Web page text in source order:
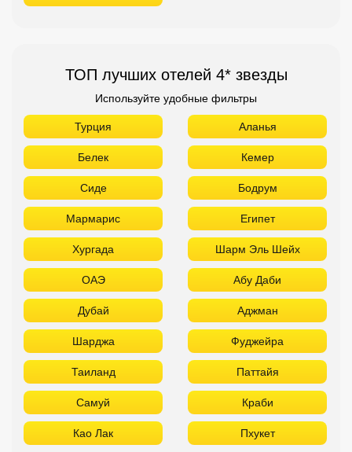
ТОП лучших отелей 4* звезды
Используйте удобные фильтры
Турция Аланья
Белек Кемер
Сиде Бодрум
Мармарис Египет
Хургада Шарм Эль Шейх
ОАЭ Абу Даби
Дубай Аджман
Шарджа Фуджейра
Таиланд Паттайя
Самуй Краби